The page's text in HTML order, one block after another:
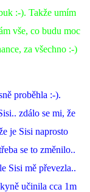
:-). Takže umím
vše, co budu moc
za všechno :-)
proběhla :-).
zdálo se mi, že
je Sisi naprosto
se to změnilo..
Sisi mě převezla..
učinila cca 1m